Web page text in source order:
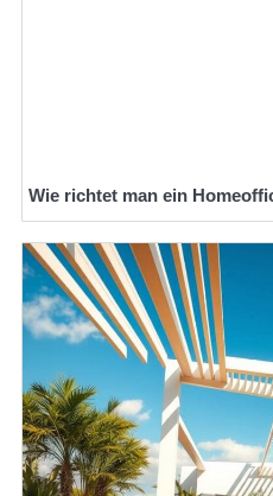
Wie richtet man ein